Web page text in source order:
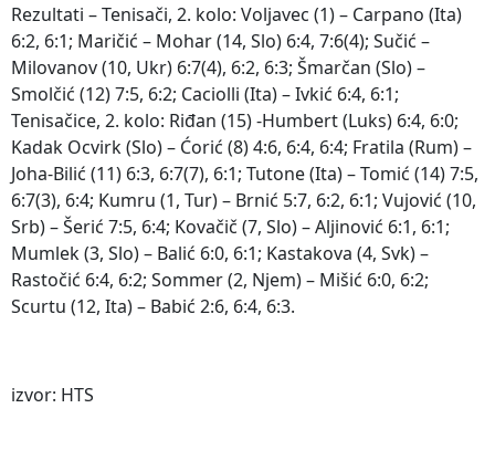
Rezultati – Tenisači, 2. kolo: Voljavec (1) – Carpano (Ita)
6:2, 6:1; Maričić – Mohar (14, Slo) 6:4, 7:6(4); Sučić –
Milovanov (10, Ukr) 6:7(4), 6:2, 6:3; Šmarčan (Slo) –
Smolčić (12) 7:5, 6:2; Caciolli (Ita) – Ivkić 6:4, 6:1;
Tenisačice, 2. kolo: Riđan (15) -Humbert (Luks) 6:4, 6:0;
Kadak Ocvirk (Slo) – Ćorić (8) 4:6, 6:4, 6:4; Fratila (Rum) –
Joha-Bilić (11) 6:3, 6:7(7), 6:1; Tutone (Ita) – Tomić (14) 7:5,
6:7(3), 6:4; Kumru (1, Tur) – Brnić 5:7, 6:2, 6:1; Vujović (10,
Srb) – Šerić 7:5, 6:4; Kovačič (7, Slo) – Aljinović 6:1, 6:1;
Mumlek (3, Slo) – Balić 6:0, 6:1; Kastakova (4, Svk) –
Rastočić 6:4, 6:2; Sommer (2, Njem) – Mišić 6:0, 6:2;
Scurtu (12, Ita) – Babić 2:6, 6:4, 6:3.
izvor: HTS